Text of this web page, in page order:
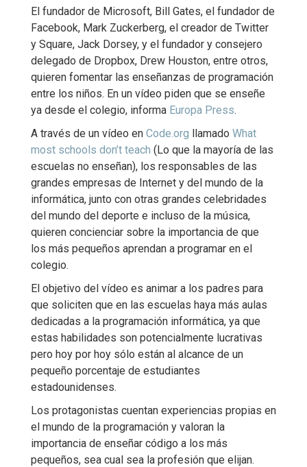
El fundador de Microsoft, Bill Gates, el fundador de
Facebook, Mark Zuckerberg, el creador de Twitter
y Square, Jack Dorsey, y el fundador y consejero
delegado de Dropbox, Drew Houston, entre otros,
quieren fomentar las enseñanzas de programación
entre los niños. En un vídeo piden que se enseñe
ya desde el colegio, informa Europa Press.
A través de un vídeo en Code.org llamado What
most schools don’t teach (Lo que la mayoría de las
escuelas no enseñan), los responsables de las
grandes empresas de Internet y del mundo de la
informática, junto con otras grandes celebridades
del mundo del deporte e incluso de la música,
quieren concienciar sobre la importancia de que
los más pequeños aprendan a programar en el
colegio.
El objetivo del vídeo es animar a los padres para
que soliciten que en las escuelas haya más aulas
dedicadas a la programación informática, ya que
estas habilidades son potencialmente lucrativas
pero hoy por hoy sólo están al alcance de un
pequeño porcentaje de estudiantes
estadounidenses.
Los protagonistas cuentan experiencias propias en
el mundo de la programación y valoran la
importancia de enseñar código a los más
pequeños, sea cual sea la profesión que elijan.